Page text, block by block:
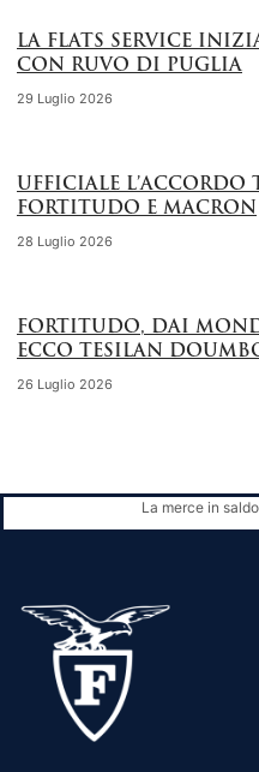
LA FLATS SERVICE
CON RUVO DI PUGLIA
29 Luglio 2026
UFFICIALE L’ACCORDO
FORTITUDO E MACRON
28 Luglio 2026
FORTITUDO, DAI
ECCO TESILAN
26 Luglio 2026
La merce in